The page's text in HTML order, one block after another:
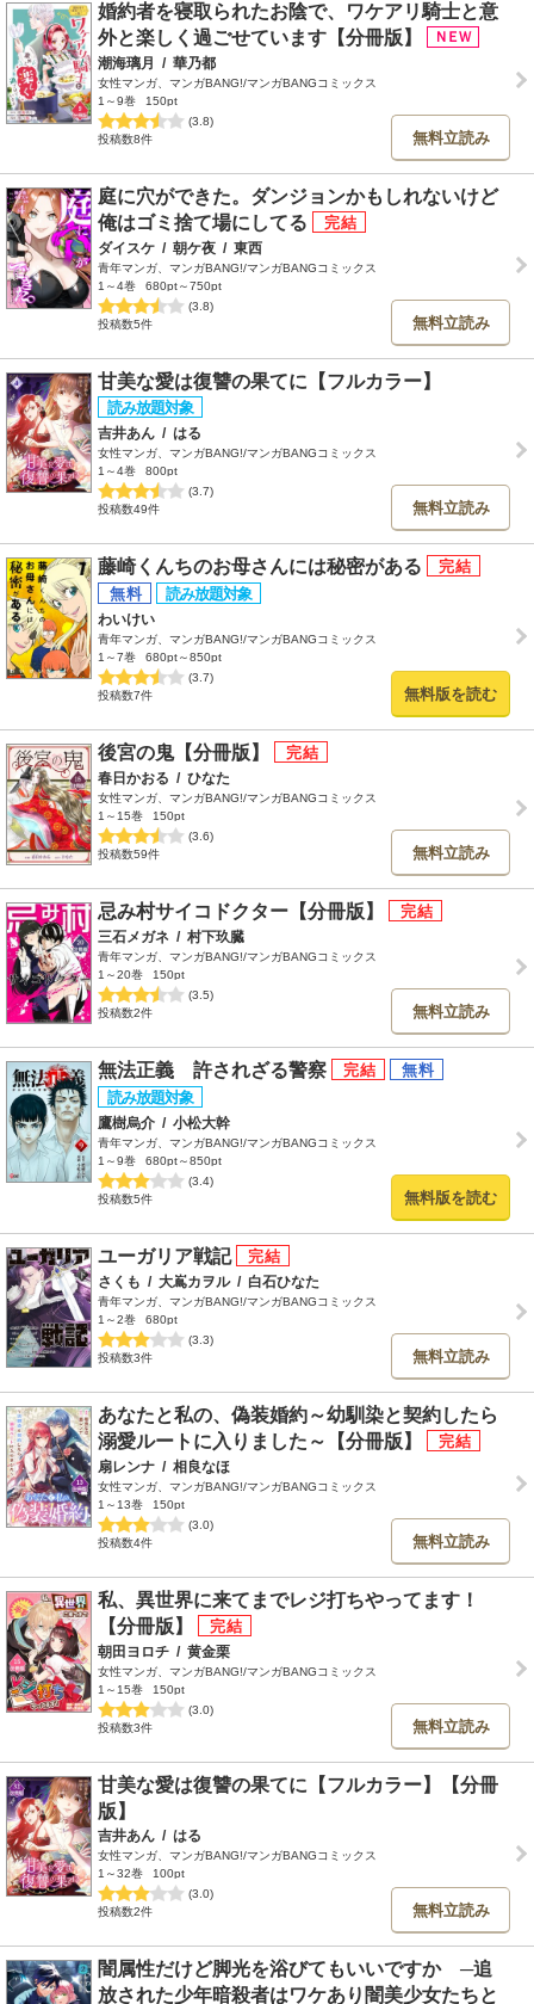
婚約者を寝取られたお陰で、ワケアリ騎士と意
外と楽しく過ごせています【分冊版】
潮海璃月 / 華乃都
女性マンガ、マンガBANG!/マンガBANGコミックス
1～9巻
150pt
(3.8)
投稿数8件
無料立読み
庭に穴ができた。ダンジョンかもしれないけど
俺はゴミ捨て場にしてる
ダイスケ / 朝ケ夜 / 東西
青年マンガ、マンガBANG!/マンガBANGコミックス
1～4巻
680pt～750pt
(3.8)
投稿数5件
無料立読み
甘美な愛は復讐の果てに【フルカラー】
吉井あん / はる
女性マンガ、マンガBANG!/マンガBANGコミックス
1～4巻
800pt
(3.7)
投稿数49件
無料立読み
藤崎くんちのお母さんには秘密がある
わいけい
青年マンガ、マンガBANG!/マンガBANGコミックス
1～7巻
680pt～850pt
(3.7)
投稿数7件
無料版を読む
後宮の鬼【分冊版】
春日かおる / ひなた
女性マンガ、マンガBANG!/マンガBANGコミックス
1～15巻
150pt
(3.6)
投稿数59件
無料立読み
忌み村サイコドクター【分冊版】
三石メガネ / 村下玖臓
青年マンガ、マンガBANG!/マンガBANGコミックス
1～20巻
150pt
(3.5)
投稿数2件
無料立読み
無法正義 許されざる警察
鷹樹烏介 / 小松大幹
青年マンガ、マンガBANG!/マンガBANGコミックス
1～9巻
680pt～850pt
(3.4)
投稿数5件
無料版を読む
ユーガリア戦記
さくも / 大嶌カヲル / 白石ひなた
青年マンガ、マンガBANG!/マンガBANGコミックス
1～2巻
680pt
(3.3)
投稿数3件
無料立読み
あなたと私の、偽装婚約～幼馴染と契約したら
溺愛ルートに入りました～【分冊版】
扇レンナ / 相良なほ
女性マンガ、マンガBANG!/マンガBANGコミックス
1～13巻
150pt
(3.0)
投稿数4件
無料立読み
私、異世界に来てまでレジ打ちやってます！
【分冊版】
朝田ヨロチ / 黄金栗
女性マンガ、マンガBANG!/マンガBANGコミックス
1～15巻
150pt
(3.0)
投稿数3件
無料立読み
甘美な愛は復讐の果てに【フルカラー】【分冊
版】
吉井あん / はる
女性マンガ、マンガBANG!/マンガBANGコミックス
1～32巻
100pt
(3.0)
投稿数2件
無料立読み
闇属性だけど脚光を浴びてもいいですか ─追
放された少年暗殺者はワケあり闇美少女たちと